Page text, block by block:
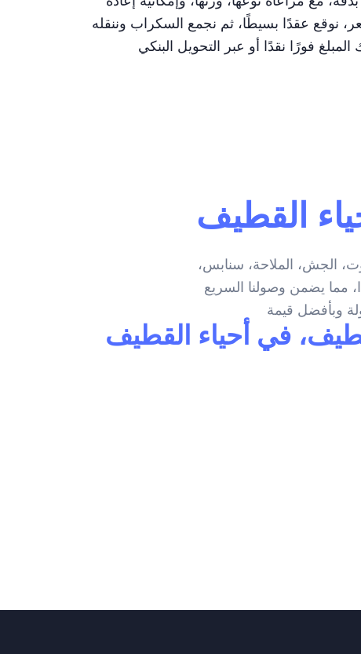
نوقع عقدًا بسيطًا، ثم نجمع السكراب وننقله
القطيف
الجش، الملاحة، سنابس،
مما يضمن وصولنا السريع
في أحياء القطيف